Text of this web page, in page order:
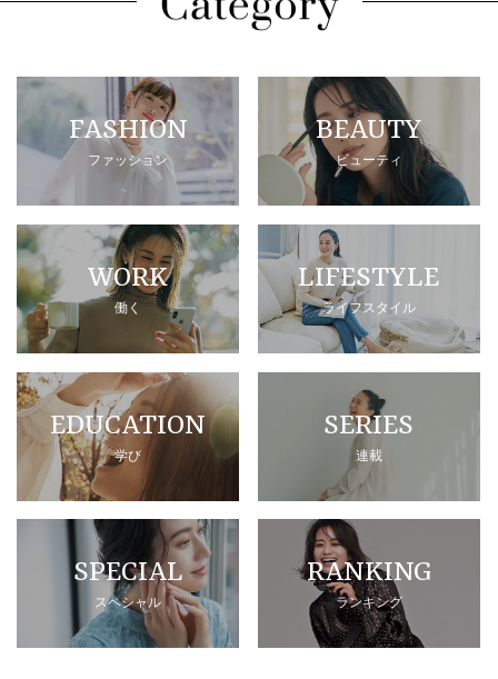
FASHION
ファッション
BEAUTY
ビューティ
WORK
働く
LIFESTYLE
ライフスタイル
EDUCATION
学び
SERIES
連載
SPECIAL
スペシャル
RANKING
ランキング